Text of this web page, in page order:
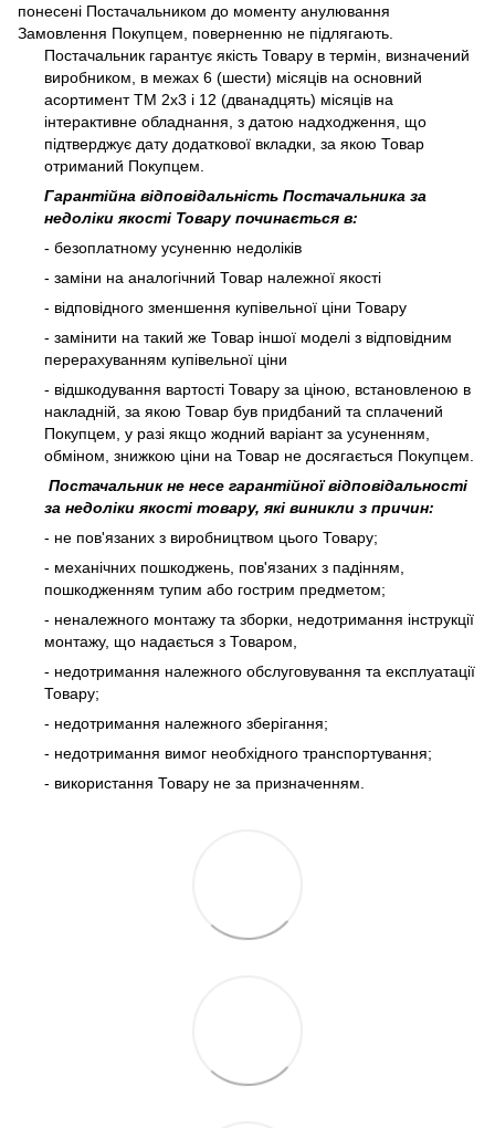
понесені Постачальником до моменту анулювання
Замовлення Покупцем, поверненню не підлягають.
Постачальник гарантує якість Товару в термін, визначений
виробником, в межах 6 (шести) місяців на основний
асортимент ТМ 2х3 і 12 (дванадцять) місяців на
інтерактивне обладнання, з датою надходження, що
підтверджує дату додаткової вкладки, за якою Товар
отриманий Покупцем.
Гарантійна відповідальність Постачальника за
недоліки якості Товару починається в:
- безоплатному усуненню недоліків
- заміни на аналогічний Товар належної якості
- відповідного зменшення купівельної ціни Товару
- замінити на такий же Товар іншої моделі з відповідним
перерахуванням купівельної ціни
- відшкодування вартості Товару за ціною, встановленою в
накладній, за якою Товар був придбаний та сплачений
Покупцем, у разі якщо жодний варіант за усуненням,
обміном, знижкою ціни на Товар не досягається Покупцем.
Постачальник не несе гарантійної відповідальності
за недоліки якості товару, які виникли з причин:
- не пов'язаних з виробництвом цього Товару;
- механічних пошкоджень, пов'язаних з падінням,
пошкодженням тупим або гострим предметом;
- неналежного монтажу та зборки, недотримання інструкції
монтажу, що надається з Товаром,
- недотримання належного обслуговування та експлуатації
Товару;
- недотримання належного зберігання;
- недотримання вимог необхідного транспортування;
- використання Товару не за призначенням.